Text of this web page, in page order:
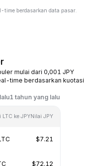
time berdasarkan data pasar.
mulai dari 0,001 JPY
time berdasarkan kuotasi
1 tahun yang lalu
LTC ke JPYNilai JPY
$7.21
$72.12